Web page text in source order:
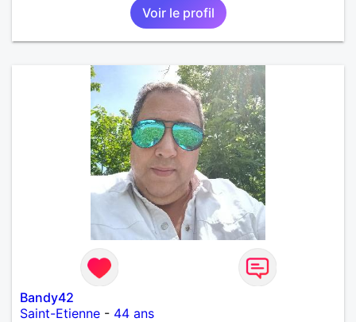
Voir le profil
Bandy42
Saint-Etienne - 44 ans